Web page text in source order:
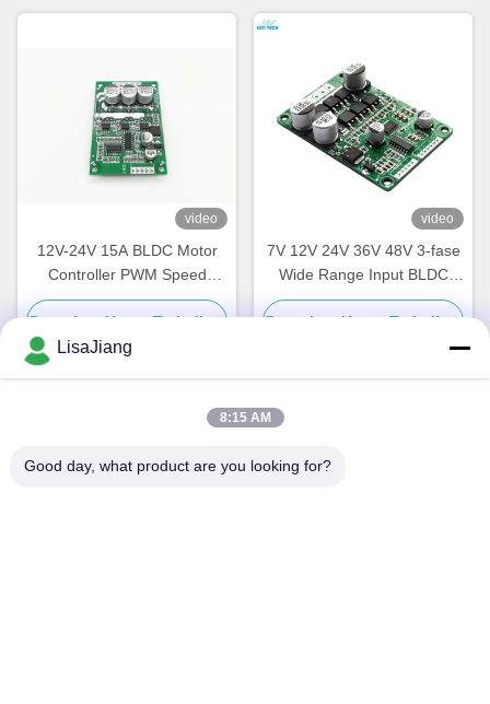
99999RPM | Kompatibel
video
12V-24V 15A BLDC Motor
Controller PWM Speed
Driver Untuk Sensorless
BLDC Motor JYQD-V6.3E2
Dapatkan Harga Terbaik
video
7V 12V 24V 36V 48V 3-fase
Wide Range Input BLDC
motor PWM speed control
board untuk sensor Motor
Dapatkan Harga Terbaik
LisaJiang
8:15 AM
Good day, what product are you looking for?